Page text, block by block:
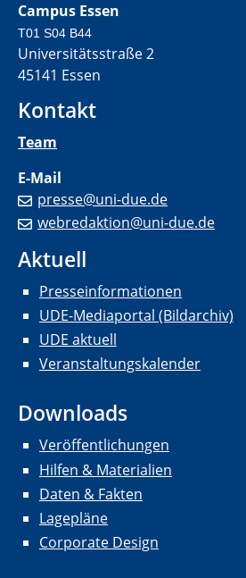
Campus Essen
T01 S04 B44
Universitätsstraße 2
45141 Essen
Kontakt
Team
E-Mail
presse@uni-due.de
webredaktion@uni-due.de
Aktuell
Presseinformationen
UDE-Mediaportal (Bildarchiv)
UDE aktuell
Veranstaltungskalender
Downloads
Veröffentlichungen
Hilfen & Materialien
Daten & Fakten
Lagepläne
Corporate Design